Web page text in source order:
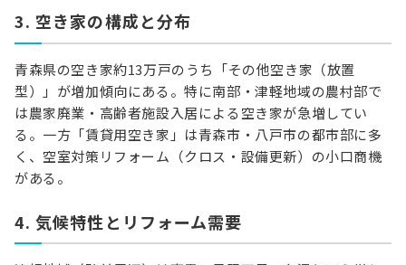
3. 空き家の構成と分布
青森県の空き家約13万戸のうち「その他空き家（放置
型）」が増加傾向にある。特に南部・津軽地域の農村部で
は農家廃業・高齢者施設入居による空き家が急増してい
る。一方「賃貸用空き家」は青森市・八戸市の都市部に多
く、空室対策リフォーム（クロス・設備更新）の小口商機
がある。
4. 気候特性とリフォーム需要